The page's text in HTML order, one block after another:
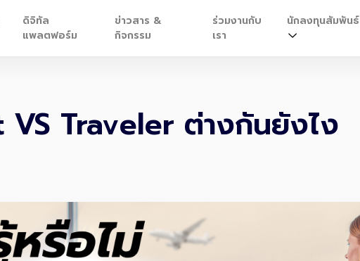
ดิจิทัล
แพลตฟอร์ม
ข่าวสาร &
กิจกรรม
ร่วมงานกับ
เรา
นักลงทุนสัมพันธ์
VS Traveler ต่างกันยังไง